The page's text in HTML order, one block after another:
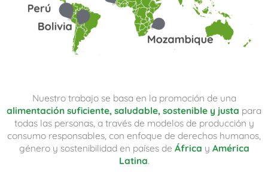
Nuestro trabajo se basa en la promoción de una
alimentación suficiente, saludable, sostenible y justa para
todas las personas, a través de modelos de producción y
consumo responsables, con enfoque de derechos humanos,
género y sostenibilidad en países de África y América
Latina.